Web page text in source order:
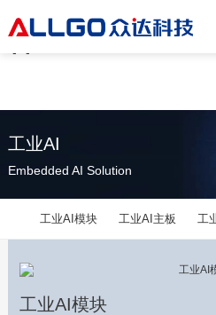
粉色app直播,粉色视
app,粉色视频在线观看
工业AI
Embedded AI Solution
工业AI模块 工业AI主板 工
工业AI模块